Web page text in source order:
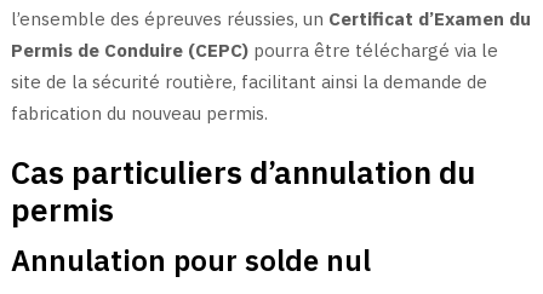
l’ensemble des épreuves réussies, un Certificat d’Examen du
Permis de Conduire (CEPC)pourra être téléchargé via le
site de la sécurité routière, facilitant ainsi la demande de
fabrication du nouveau permis.
Cas particuliers d’annulation du
permis
Annulation pour solde nul